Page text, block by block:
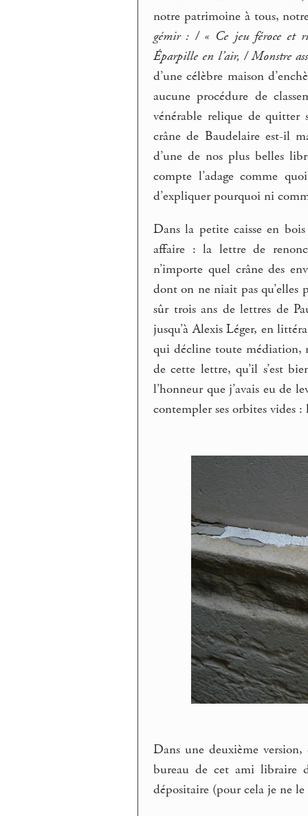
notre patrimoine à tous,
gémir : / « Ce jeu féroce et
Éparpille en l’air, / Monstre
d’une célèbre maison
aucune procédure de
vénérable relique de
crâne de Baudelaire est-il
d’une de nos plus belles
compte l’adage comme
d’expliquer pourquoi ni
Dans la petite caisse en
affaire : la lettre de
n’importe quel crâne des
dont on ne niait pas qu’elles
sûr trois ans de lettres de
jusqu’à Alexis Léger, en
qui décline toute médiation,
de cette lettre, qu’il s’est
l’honneur que j’avais eu de
contempler ses orbites vides
Dans une deuxième
bureau de cet ami libraire
dépositaire (pour cela je ne